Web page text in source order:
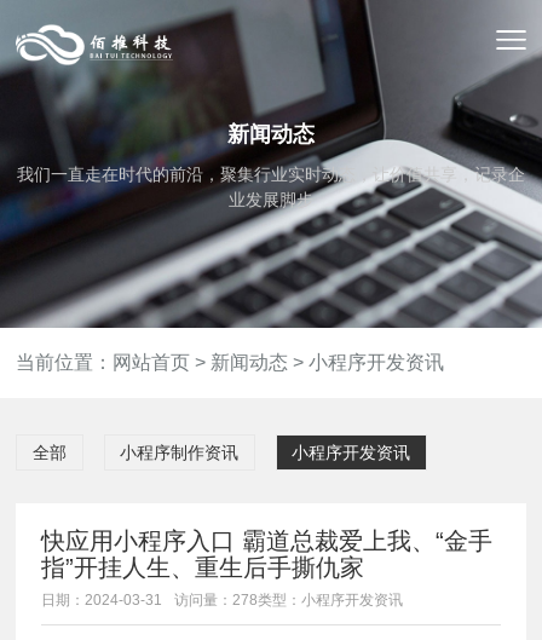
新闻动态
我们一直走在时代的前沿，聚集行业实时动态，让价值共享，记录企
业发展脚步
当前位置： 网站首页 > 新闻动态 >小程序开发资讯
全部 小程序制作资讯 小程序开发资讯
快应用小程序入口 霸道总裁爱上我、“金手
指”开挂人生、重生后手撕仇家
日期：2024-03-31 访问量：278类型：小程序开发资讯